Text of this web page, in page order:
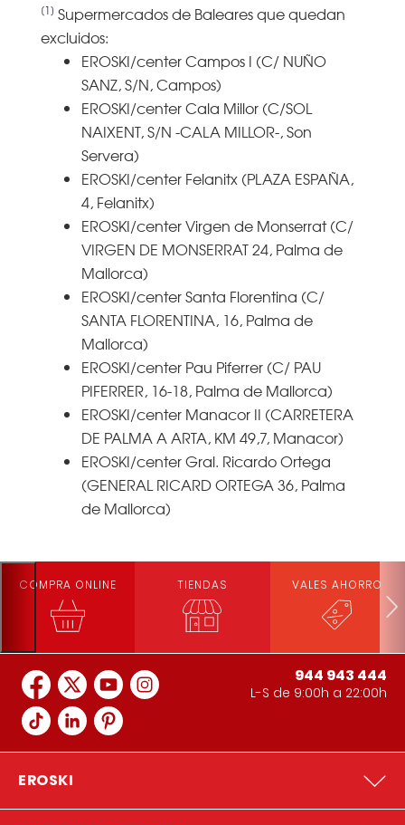
[1] Supermercados de Baleares que quedan
excluidos:
EROSKI/center Campos I (C/ NUÑO
SANZ, S/N, Campos)
EROSKI/center Cala Millor (C/SOL
NAIXENT, S/N -CALA MILLOR-, Son
Servera)
EROSKI/center Felanitx (PLAZA ESPAÑA,
4, Felanitx)
EROSKI/center Virgen de Monserrat (C/
VIRGEN DE MONSERRAT 24, Palma de
Mallorca)
EROSKI/center Santa Florentina (C/
SANTA FLORENTINA, 16, Palma de
Mallorca)
EROSKI/center Pau Piferrer (C/ PAU
PIFERRER, 16-18, Palma de Mallorca)
EROSKI/center Manacor II (CARRETERA
DE PALMA A ARTA, KM 49,7, Manacor)
EROSKI/center Gral. Ricardo Ortega
(GENERAL RICARD ORTEGA 36, Palma
de Mallorca)
COMPRA ONLINE TIENDAS VALES AHORRO
944 943 444
L-S de 9:00h a 22:00h
EROSKI